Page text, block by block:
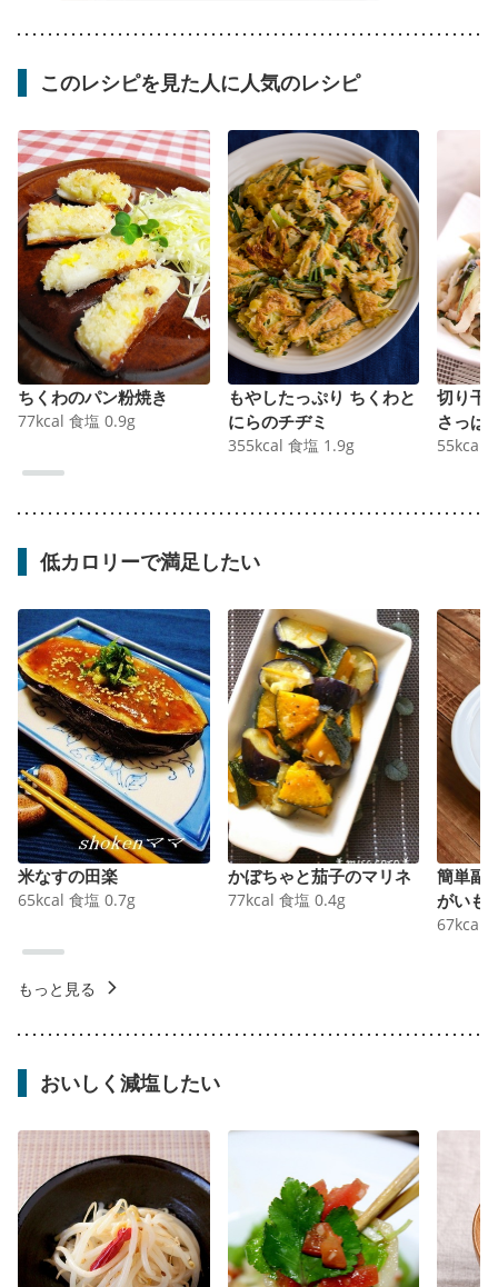
このレシピを見た人に人気のレシピ
ちくわのパン粉焼き
77kcal 食塩 0.9g
もやしたっぷり ちくわと
にらのチヂミ
355kcal 食塩 1.9g
切り干
さっぱ
55kcal
低カロリーで満足したい
米なすの田楽
65kcal 食塩 0.7g
かぼちゃと茄子のマリネ
77kcal 食塩 0.4g
簡単副
がいも
67kcal
もっと見る
おいしく減塩したい